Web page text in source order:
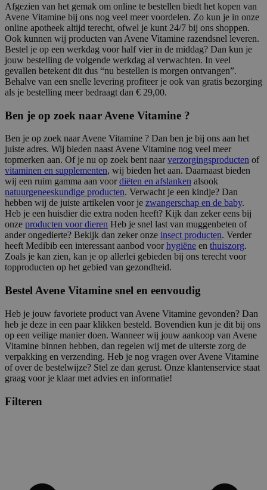
Afgezien van het gemak om online te bestellen biedt het kopen van
Avene Vitamine bij ons nog veel meer voordelen. Zo kun je in onze
online apotheek altijd terecht, ofwel je kunt 24/7 bij ons shoppen.
Ook kunnen wij producten van Avene Vitamine razendsnel leveren.
Bestel je op een werkdag voor half vier in de middag? Dan kun je
jouw bestelling de volgende werkdag al verwachten. In veel
gevallen betekent dit dus “nu bestellen is morgen ontvangen”.
Behalve van een snelle levering profiteer je ook van gratis bezorging
als je bestelling meer bedraagt dan € 29,00.
Ben je op zoek naar Avene Vitamine ?
Ben je op zoek naar Avene Vitamine ? Dan ben je bij ons aan het
juiste adres. Wij bieden naast Avene Vitamine nog veel meer
topmerken aan. Of je nu op zoek bent naarverzorgingsproducten of
vitaminen en supplementen, wij bieden het aan. Daarnaast bieden
wij een ruim gamma aan voordiëten en afslanken alsook
natuurgeneeskundige producten. Verwacht je een kindje? Dan
hebben wij de juiste artikelen voor je zwangerschap en de baby.
Heb je een huisdier die extra noden heeft? Kijk dan zeker eens bij
onze producten voor dieren Heb je snel last van muggenbeten of
ander ongedierte? Bekijk dan zeker onze insect producten. Verder
heeft Medibib een interessant aanbod voorhygiëne en thuiszorg.
Zoals je kan zien, kan je op allerlei gebieden bij ons terecht voor
topproducten op het gebied van gezondheid.
Bestel Avene Vitamine snel en eenvoudig
Heb je jouw favoriete product van Avene Vitamine gevonden? Dan
heb je deze in een paar klikken besteld. Bovendien kun je dit bij ons
op een veilige manier doen. Wanneer wij jouw aankoop van Avene
Vitamine binnen hebben, dan regelen wij met de uiterste zorg de
verpakking en verzending. Heb je nog vragen over Avene Vitamine
of over de bestelwijze? Stel ze dan gerust. Onze klantenservice staat
graag voor je klaar met advies en informatie!
Filteren